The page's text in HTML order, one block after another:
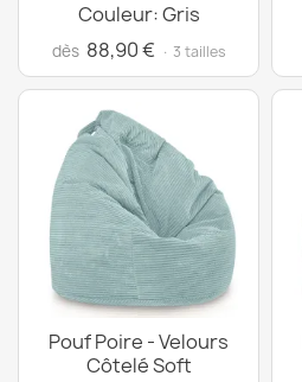
Couleur: Gris
dès 88,90 € · 3 tailles
Pouf Poire - Velours
Côtelé Soft